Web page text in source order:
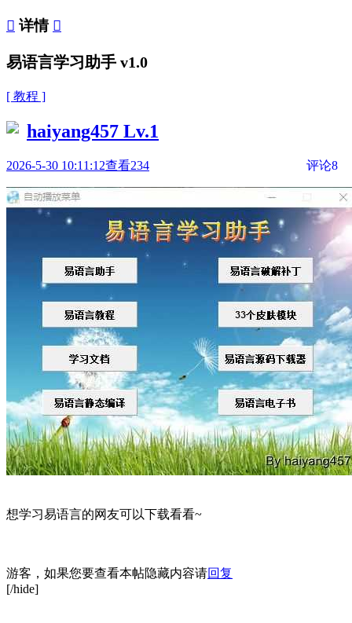
 详情 
易语言学习助手 v1.0
[ 教程 ]
haiyang457 Lv.1
2026-5-30 10:11:12查看234 评论8
想学习易语言的网友可以下载看看~
游客，如果您要查看本帖隐藏内容请回复
[/hide]